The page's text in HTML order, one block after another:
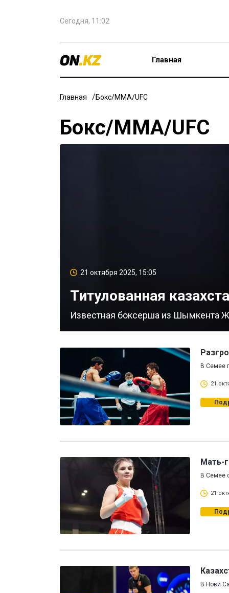
Сегодня, 11:02
Главная
Главная Бокс/ММА/UFC
Бокс/ММА/UFC
21 октября 2025, 15:05
Титулованная
Известная боксерша из Шымкента
В Семее
21
Мать-
В Семее
21
В Нови